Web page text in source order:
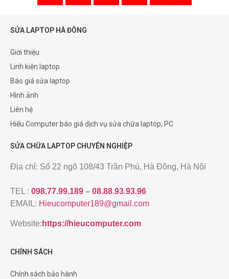
SỬA LAPTOP HÀ ĐÔNG
Giới thiệu
Linh kiện laptop
Báo giá sửa laptop
Hình ảnh
Liên hệ
Hiếu Computer báo giá dịch vụ sửa chữa laptop, PC
SỬA CHỮA LAPTOP CHUYÊN NGHIỆP
Địa chỉ: Số 22 ngõ 108/43 Trần Phú, Hà Đông, Hà Nội
TEL : 098.77.99.189 – 08.88.93.93.96
EMAIL: Hieucomputer189@gmail.com
Website: https://hieucomputer.com
CHÍNH SÁCH
Chính sách bảo hành